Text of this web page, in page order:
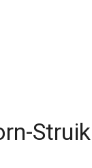
Struik